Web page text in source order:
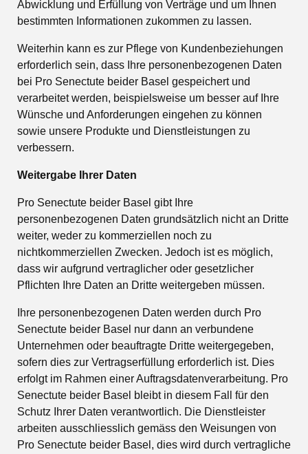
Abwicklung und Erfüllung von Verträge und um Ihnen
bestimmten Informationen zukommen zu lassen.
Weiterhin kann es zur Pflege von Kundenbeziehungen
erforderlich sein, dass Ihre personenbezogenen Daten
bei Pro Senectute beider Basel gespeichert und
verarbeitet werden, beispielsweise um besser auf Ihre
Wünsche und Anforderungen eingehen zu können
sowie unsere Produkte und Dienstleistungen zu
verbessern.
Weitergabe Ihrer Daten
Pro Senectute beider Basel gibt Ihre
personenbezogenen Daten grundsätzlich nicht an Dritte
weiter, weder zu kommerziellen noch zu
nichtkommerziellen Zwecken. Jedoch ist es möglich,
dass wir aufgrund vertraglicher oder gesetzlicher
Pflichten Ihre Daten an Dritte weitergeben müssen.
Ihre personenbezogenen Daten werden durch Pro
Senectute beider Basel nur dann an verbundene
Unternehmen oder beauftragte Dritte weitergegeben,
sofern dies zur Vertragserfüllung erforderlich ist. Dies
erfolgt im Rahmen einer Auftragsdatenverarbeitung. Pro
Senectute beider Basel bleibt in diesem Fall für den
Schutz Ihrer Daten verantwortlich. Die Dienstleister
arbeiten ausschliesslich gemäss den Weisungen von
Pro Senectute beider Basel, dies wird durch vertragliche